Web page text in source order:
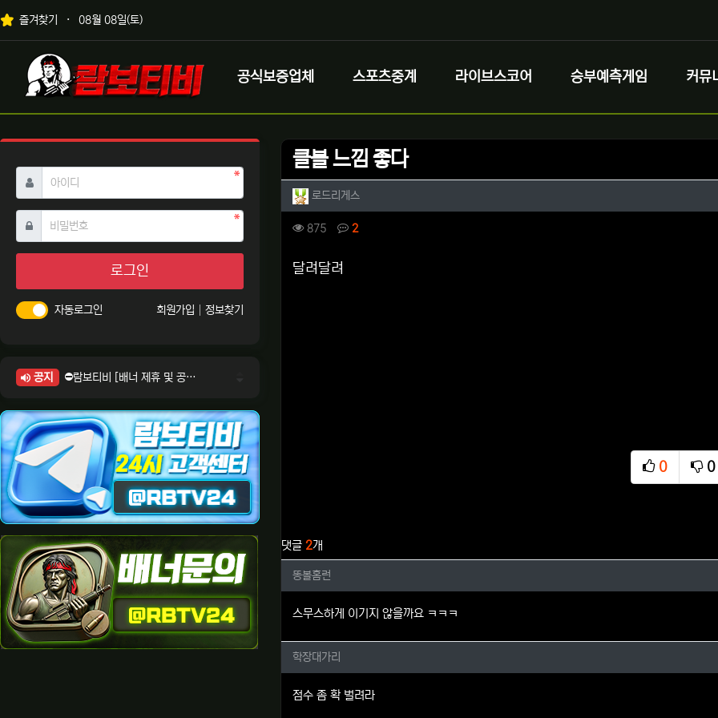
상단 네비
즐겨찾기 08월 08일(토)
메인 메뉴
로고
공식보증업체 스포츠중계 라이브스코어 승부예측게임 커뮤
클블 느낌 좋다
작성자 정보
로드리게스
컨텐츠 정보
875조회 2댓글
본문
달려달려
0
추천
0
비
댓글 2개
똥볼홈런님의 댓글
똥볼홈런
스무스하게 이기지 않을까요 ㅋㅋㅋ
학장대가리님의 댓글
학장대가리
점수 좀 확 벌려라
아이디 필수
비밀번호필수
로그인
자동로그인 회원가입 정보찾기
공지
⛔람보티비 [배너 제휴 및 공식 입점 문의 안내]
⛔람보티비 [정회원 등급UP! 안내사항]
⛔람보티비 [채팅방 이용시 주의사항]
⛔람보티비 [공식보증업체 안내]